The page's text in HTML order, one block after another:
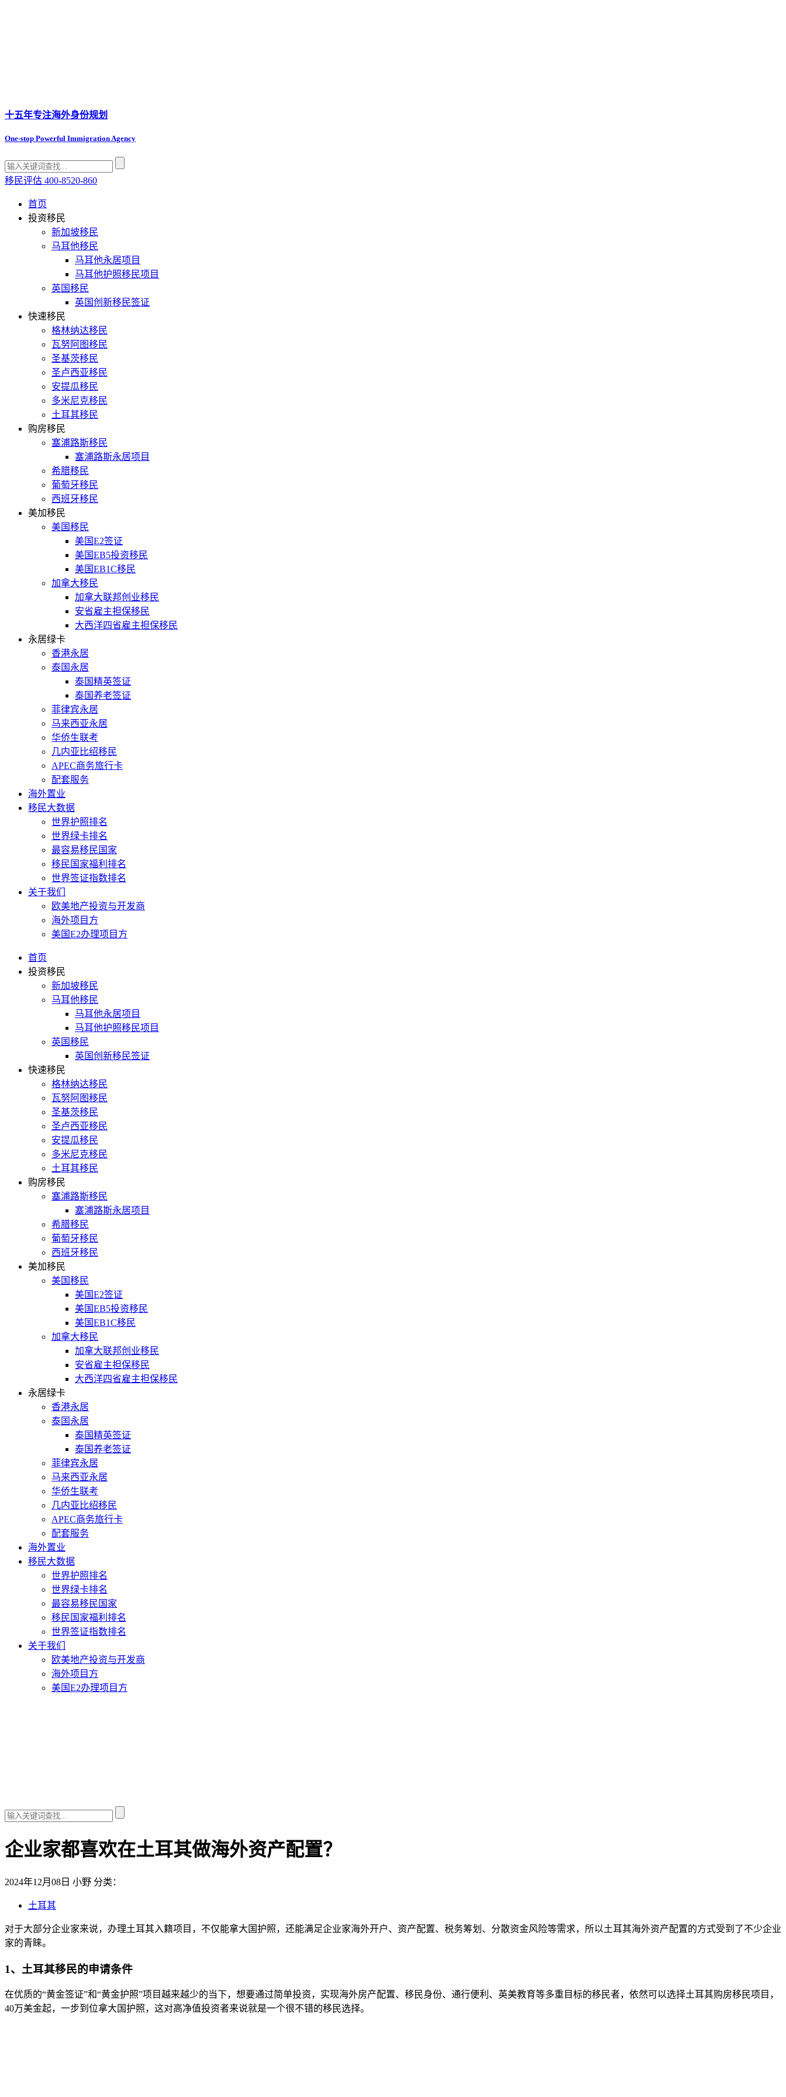
十五年专注海外身份规划
One-stop Powerful Immigration Agency
移民评估 400-8520-860
首页
投资移民
新加坡移民
马耳他移民
马耳他永居项目
马耳他护照移民项目
英国移民
英国创新移民签证
快速移民
格林纳达移民
瓦努阿图移民
圣基茨移民
圣卢西亚移民
安提瓜移民
多米尼克移民
土耳其移民
购房移民
塞浦路斯移民
塞浦路斯永居项目
希腊移民
葡萄牙移民
西班牙移民
美加移民
美国移民
美国E2签证
美国EB5投资移民
美国EB1C移民
加拿大移民
加拿大联邦创业移民
安省雇主担保移民
大西洋四省雇主担保移民
永居绿卡
香港永居
泰国永居
泰国精英签证
泰国养老签证
菲律宾永居
马来西亚永居
华侨生联考
几内亚比绍移民
APEC商务旅行卡
配套服务
海外置业
移民大数据
世界护照排名
世界绿卡排名
最容易移民国家
移民国家福利排名
世界签证指数排名
关于我们
欧美地产投资与开发商
海外项目方
美国E2办理项目方
首页
投资移民
新加坡移民
马耳他移民
马耳他永居项目
马耳他护照移民项目
英国移民
英国创新移民签证
快速移民
格林纳达移民
瓦努阿图移民
圣基茨移民
圣卢西亚移民
安提瓜移民
多米尼克移民
土耳其移民
购房移民
塞浦路斯移民
塞浦路斯永居项目
希腊移民
葡萄牙移民
西班牙移民
美加移民
美国移民
美国E2签证
美国EB5投资移民
美国EB1C移民
加拿大移民
加拿大联邦创业移民
安省雇主担保移民
大西洋四省雇主担保移民
永居绿卡
香港永居
泰国永居
泰国精英签证
泰国养老签证
菲律宾永居
马来西亚永居
华侨生联考
几内亚比绍移民
APEC商务旅行卡
配套服务
海外置业
移民大数据
世界护照排名
世界绿卡排名
最容易移民国家
移民国家福利排名
世界签证指数排名
关于我们
欧美地产投资与开发商
海外项目方
美国E2办理项目方
企业家都喜欢在土耳其做海外资产配置？
2024年12月08日 小野 分类：
土耳其
对于大部分企业家来说，办理土耳其入籍项目，不仅能拿大国护照，还能满足企业家海外开户、资产配置、税务筹划、分散资金风险等需求，所以土耳其海外资产配置的方式受到了不少企业
家的青睐。
1、土耳其移民的申请条件
在优质的“黄金签证”和“黄金护照”项目越来越少的当下，想要通过简单投资，实现海外房产配置、移民身份、通行便利、英美教育等多重目标的移民者，依然可以选择土耳其购房移民项目，
40万美金起，一步到位拿大国护照，这对高净值投资者来说就是一个很不错的移民选择。